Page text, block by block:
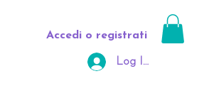
Log In Area
Accedi o registrati